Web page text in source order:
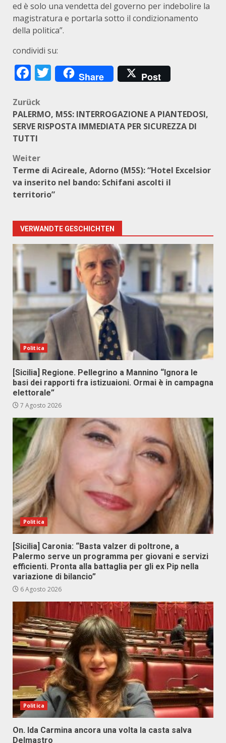
ed è solo una vendetta del governo per indebolire la
magistratura e portarla sotto il condizionamento
della politica”.
condividi su:
Facebook
Twitter
Share Post
Beitragsnavigation
Zurück
PALERMO, M5S: INTERROGAZIONE A PIANTEDOSI,
SERVE RISPOSTA IMMEDIATA PER SICUREZZA DI
TUTTI
Weiter
Terme di Acireale, Adorno (M5S): “Hotel Excelsior
va inserito nel bando: Schifani ascolti il
territorio”
VERWANDTE GESCHICHTEN
Politica
[Sicilia] Regione. Pellegrino a Mannino “Ignora le
basi dei rapporti fra istizuaioni. Ormai è in campagna
elettorale”
7 Agosto 2026
Politica
[Sicilia] Caronia: “Basta valzer di poltrone, a
Palermo serve un programma per giovani e servizi
efficienti. Pronta alla battaglia per gli ex Pip nella
variazione di bilancio”
6 Agosto 2026
Politica
On. Ida Carmina ancora una volta la casta salva
Delmastro